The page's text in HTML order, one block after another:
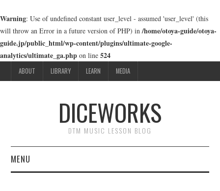
Warning: Use of undefined constant user_level - assumed 'user_level' (this
will throw an Error in a future version of PHP) in/home/otoya-guide/otoya-
guide.jp/public_html/wp-content/plugins/ultimate-google-
analytics/ultimate_ga.php on line 524
ABOUT LIBRARY LEARN MEDIA
DICEWORKS
DTM MUSIC LESSON BLOG
MENU